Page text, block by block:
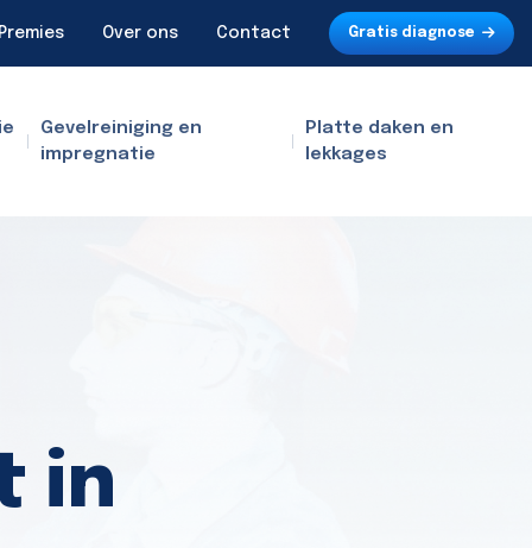
Over ons Contact Gratis diagnose
Gevelreiniging en
impregnatie
Platte daken en
lekkages
in